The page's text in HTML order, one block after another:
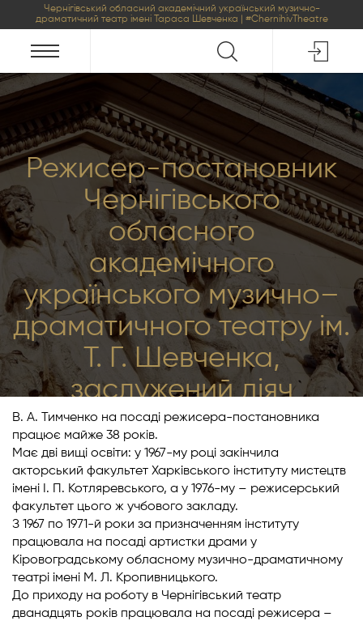
Чернігівський обласний академічний український музично-
драматичний театр імені Тараса Шевченка | #ChernihivTheatre
Режисер-постановник
Чернігівського
обласного
академічного
українського музично–
драматичного театру ім.
Т. Г. Шевченка,
заслужений діяч
мистецтв України
ТИМЧЕНКО ВІРА
АНДРІЇВНА
276 | 0 | 0
В. А. Тимченко на посаді режисера-постановника
працює майже 38 років.
Має дві вищі освіти: у 1967-му році закінчила
акторський факультет Харківського інституту мистецтв
імені І. П. Котляревського, а у 1976-му – режисерський
факультет цього ж учбового закладу.
З 1967 по 1971-й роки за призначенням інституту
працювала на посаді артистки драми у
Кіровоградському обласному музично-драматичному
театрі імені М. Л. Кропивницького.
До приходу на роботу в Чернігівський театр
дванадцять років працювала на посаді режисера –